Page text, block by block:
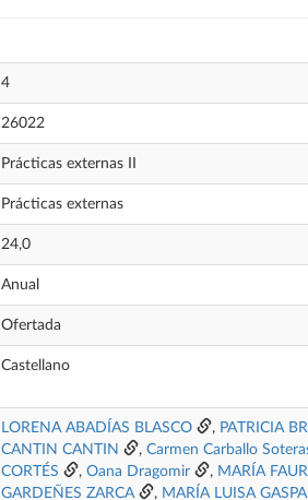
4
26022
Prácticas externas II
Prácticas externas
24,0
Anual
Ofertada
Castellano
LORENA ABADÍAS BLASCO , PATRICIA
CANTIN CANTIN
, Carmen Carballo
CORTÉS
, Oana Dragomir , MARÍA
GARDEÑES ZARCA
, MARÍA LUISA